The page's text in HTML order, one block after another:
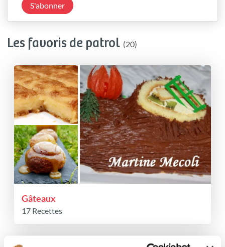
S'abonner
Les favoris de patrol (20)
Gâteaux
17 Recettes